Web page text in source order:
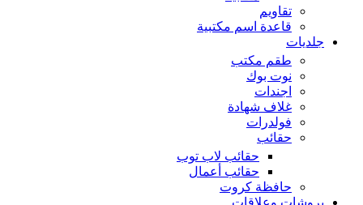
تقاويم
قاعدة اسم مكتبية
جلديات
طقم مكتب
نوت بوك
اجندات
غلاف شهادة
فولدرات
حقائب
حقائب لاب توب
حقائب أعمال
حافظة كروت
بروشات وعلاقات